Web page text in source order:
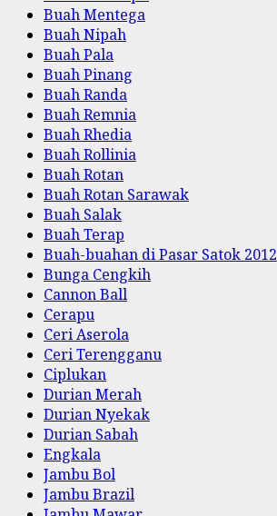
Buah Mentega
Buah Nipah
Buah Pala
Buah Pinang
Buah Randa
Buah Remnia
Buah Rhedia
Buah Rollinia
Buah Rotan
Buah Rotan Sarawak
Buah Salak
Buah Terap
Buah-buahan di Pasar Satok 2012
Bunga Cengkih
Cannon Ball
Cerapu
Ceri Aserola
Ceri Terengganu
Ciplukan
Durian Merah
Durian Nyekak
Durian Sabah
Engkala
Jambu Bol
Jambu Brazil